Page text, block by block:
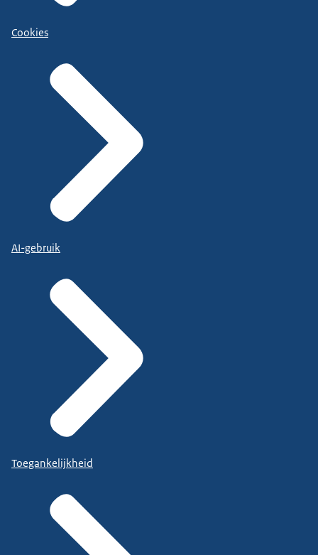
Cookies
AI-gebruik
Toegankelijkheid